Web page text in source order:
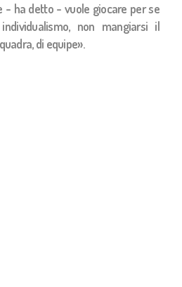
- ha detto - vuole giocare per se
non mangiarsi il
di equipe».